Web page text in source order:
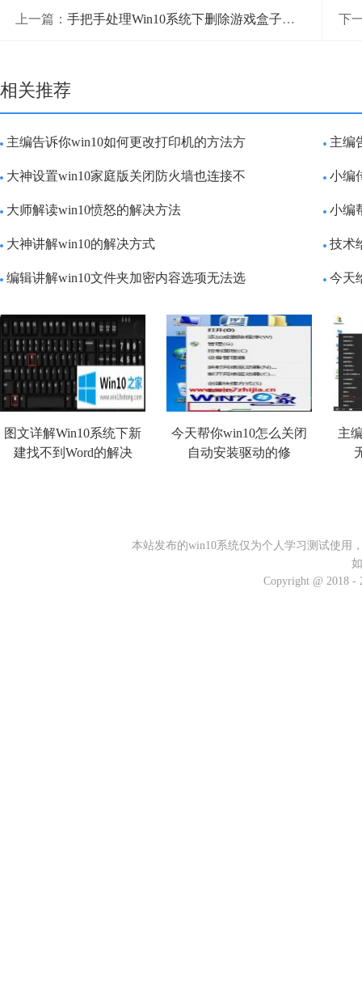
上一篇： 手把手处理Win10系统下删除游戏盒子的完全解决手段 下
相关推荐
主编告诉你win10如何更改打印机的方法方 主编
大神设置win10家庭版关闭防火墙也连接不 小编
大师解读win10愤怒的解决方法 小编
大神讲解win10的解决方式 技术
编辑讲解win10文件夹加密内容选项无法选 今天
图文详解Win10系统下新
建找不到Word的解决
今天帮你win10怎么关闭
自动安装驱动的修
主
本站发布的win10系统仅为个人学习测试使用
Copyright @ 2018